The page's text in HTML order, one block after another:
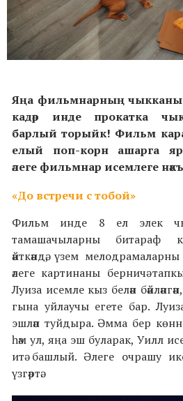
Яңа фильмнарның чыкканын
кадәр инде прокатка
барлый торыйк! Фильм
елый поп-корн ашарга
әлеге фильмнар исемлеге
«До встречи с тобой»
Фильм инде 8 ел элек
тамашачыларны битараф
әйткәндә, үзем
әлеге картинаны берничә
Луиза исемле кыз белән
гына уйлаучы егете бар.
эшләп туйдыра. Әмма бер
һәм ул, яңа эш буларак, Уилл
итә башлый. Әлеге очрашу
үзгәртә.